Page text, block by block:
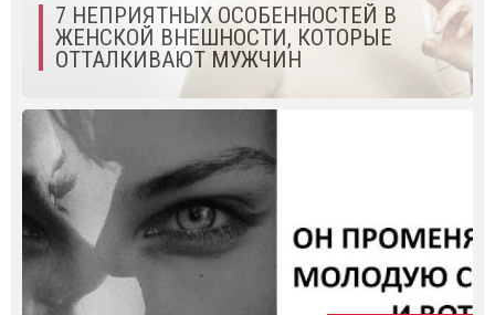
7 НЕПРИЯТНЫХ ОСОБЕННОСТЕЙ В
ЖЕНСКОЙ ВНЕШНОСТИ, КОТОРЫЕ
ОТТАЛКИВАЮТ МУЖЧИН